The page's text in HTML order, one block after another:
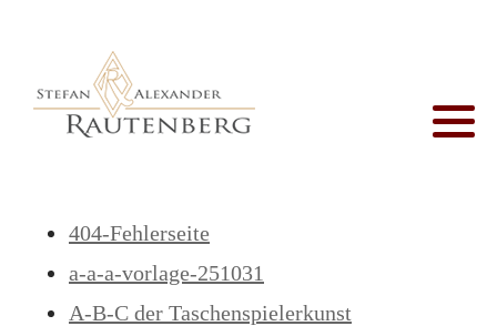
404-Fehlerseite
a-a-a-vorlage-251031
A-B-C der Taschenspielerkunst
Profil
Auftraggeber
Auftrittsorte
Close-Up Magic
Salonmagie
Zaubertheater
Zaubertrick
Downloads
Kontaktseite
Impressum